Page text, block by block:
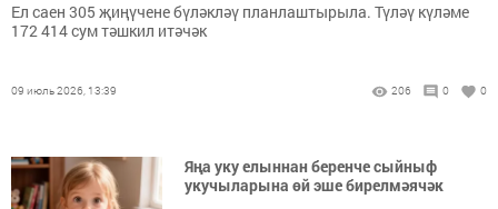
Ел саен 305 җиңүчене бүләкләү планлаштырыла. Түләү күләме
172 414 сум тәшкил итәчәк
09 июль 2026, 13:39 206 0 0
Яңа уку елыннан беренче сыйныф
укучыларына өй эше бирелмәячәк